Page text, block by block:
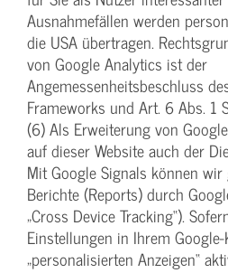
Ausnahmefällen werden
die USA übertragen.
von Google Analytics ist der
Angemessenheitsbeschluss
Frameworks und Art. 6 Abs. 1
(6) Als Erweiterung von
auf dieser Website auch der
Mit Google Signals können
Berichte (Reports) durch
„Cross Device Tracking“).
Einstellungen in Ihrem
„personalisierten Anzeigen“